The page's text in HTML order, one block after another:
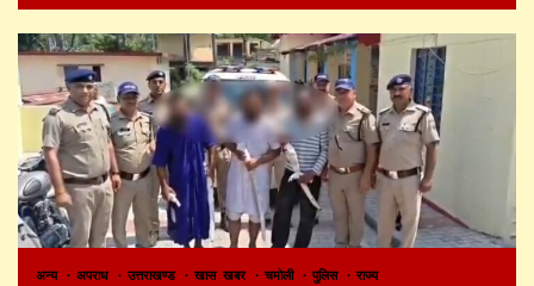
अन्य अपराध उत्तराखण्ड खास खबर चमोली पुलिस राज्य